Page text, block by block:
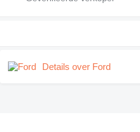
Details over Ford